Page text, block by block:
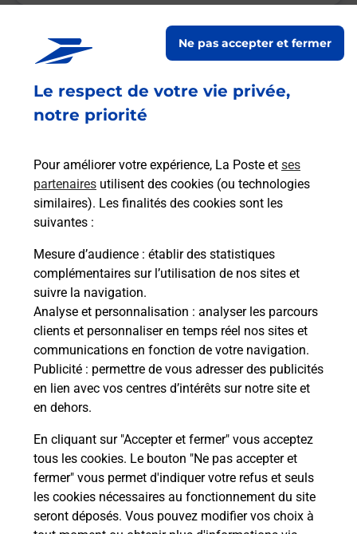
Le respect de votre vie privée,
notre priorité
Pour améliorer votre expérience, La Poste et ses
partenaires utilisent des cookies (ou technologies
similaires). Les finalités des cookies sont les
suivantes :
Mesure d’audience : établir des statistiques
complémentaires sur l’utilisation de nos sites et
suivre la navigation.
Analyse et personnalisation : analyser les parcours
clients et personnaliser en temps réel nos sites et
communications en fonction de votre navigation.
Publicité : permettre de vous adresser des publicités
en lien avec vos centres d’intérêts sur notre site et
en dehors.
En cliquant sur "Accepter et fermer" vous acceptez
tous les cookies. Le bouton "Ne pas accepter et
fermer" vous permet d'indiquer votre refus et seuls
les cookies nécessaires au fonctionnement du site
seront déposés. Vous pouvez modifier vos choix à
Ne pas accepter et fermer
en ligne
En savoir plus
Questions fréquemment posées
Quel réseau utilise La Poste Mobile ?
numéro de mobile gratuitement ?
Est-ce que je peux bénéficier de la 5G
avec La Poste Mobile ?